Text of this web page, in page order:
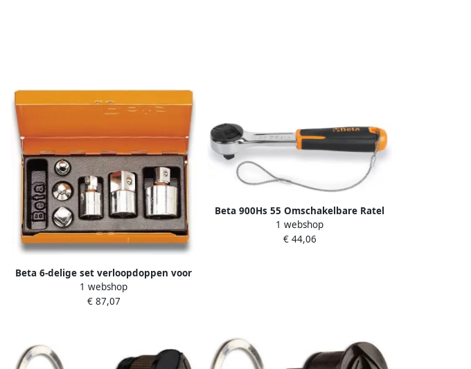
Beta 6-delige set verloopdoppen voor
dopsleutels (art. 900 16 900 15 910 16
920 15 920 16 928 15) 902R C6
1 webshop
€ 87,07
Beta 900Hs 55 Omschakelbare Ratel
009004155
1 webshop
€ 44,06